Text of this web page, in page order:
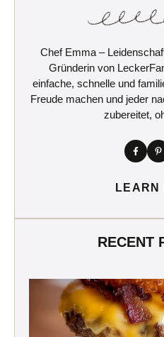
Chef Emma –
Gründerin von
einfache, schnelle und
Freude machen und jeder
zubereitet,
LEARN
RECENT